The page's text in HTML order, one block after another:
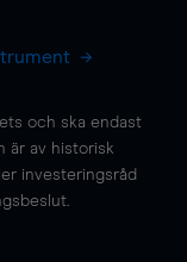
och ska endast
är av historisk
investeringsråd